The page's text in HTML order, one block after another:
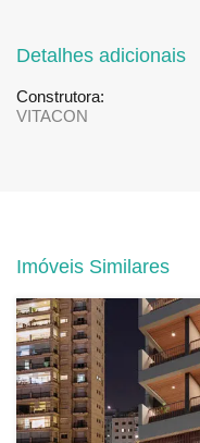
Detalhes adicionais
Construtora:
VITACON
Imóveis Similares